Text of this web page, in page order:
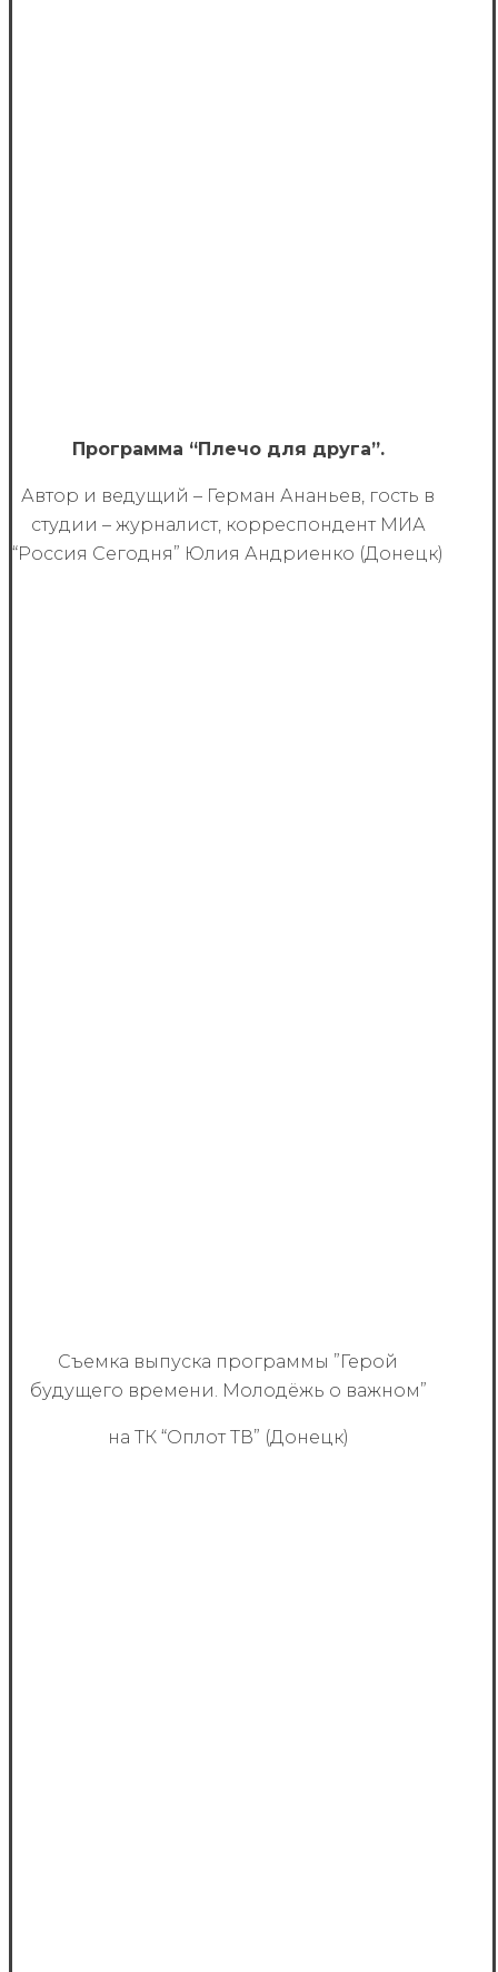
Программа “Плечо для друга”.
Автор и ведущий – Герман Ананьев, гость в
студии – журналист, корреспондент МИА
“Россия Сегодня” Юлия Андриенко (Донецк)
Съемка выпуска программы ”Герой
будущего времени. Молодёжь о важном”
на ТК “Оплот ТВ” (Донецк)